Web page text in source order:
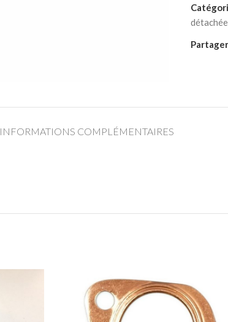
INFORMATIONS COMPLÉMENTAIRES